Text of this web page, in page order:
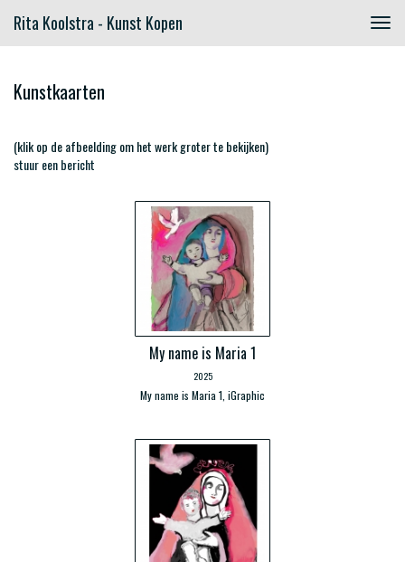
Rita Koolstra - Kunst Kopen
Kunstkaarten
(klik op de afbeelding om het werk groter te bekijken)
stuur een bericht
My name is Maria 1
2025
My name is Maria 1, iGraphic